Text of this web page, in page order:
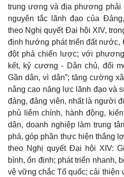
trung ương và địa phương phải
nguyên tắc lãnh đạo của
theo Nghị quyết Đại hội XIV,
định hướng phát triển đất nước,
đột phá chiến lược; với
kết, kỷ cương - Dân chủ, đổi
Gần dân, vì dân”; tăng cường
nâng cao năng lực lãnh đạo và
đảng, đảng viên, nhất là người
phủ liêm chính, hành động,
dân, doanh nghiệp làm trung
phá, góp phần thực hiện thắng
theo Nghị quyết Đại hội XIV:
bình, ổn định; phát triển nhanh,
vệ vững chắc Tổ quốc; cải thiện